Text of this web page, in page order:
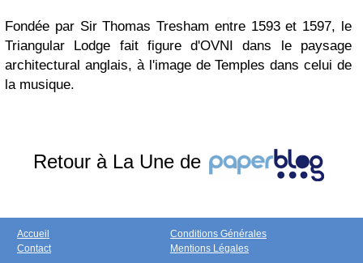
Fondée par Sir Thomas Tresham entre 1593 et 1597, le
Triangular Lodge fait figure d'OVNI dans le paysage
architectural anglais, à l'image de Temples dans celui de
la musique.
Retour à La Une de
Accueil
Contact
Conditions Générales
Mentions Légales